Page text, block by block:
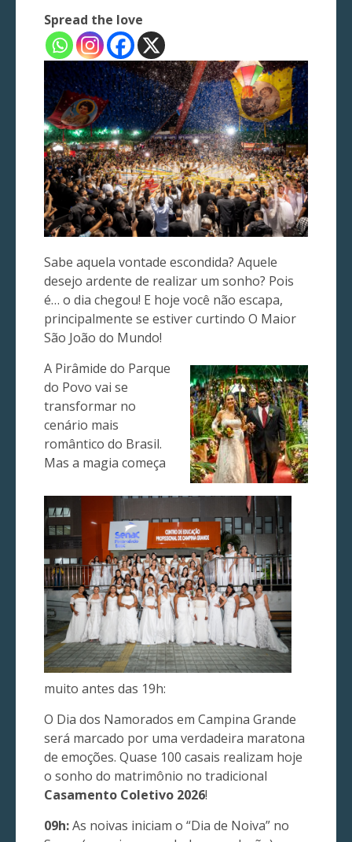
Spread the love
Sabe aquela vontade escondida? Aquele
desejo ardente de realizar um sonho? Pois
é… o dia chegou! E hoje você não escapa,
principalmente se estiver curtindo O Maior
São João do Mundo!
A Pirâmide do Parque
do Povo vai se
transformar no
cenário mais
romântico do Brasil.
Mas a magia começa
muito antes das 19h:
O Dia dos Namorados em Campina Grande
será marcado por uma verdadeira maratona
de emoções. Quase 100 casais realizam hoje
o sonho do matrimônio no tradicional
Casamento Coletivo 2026!
09h:As noivas iniciam o “Dia de Noiva” no